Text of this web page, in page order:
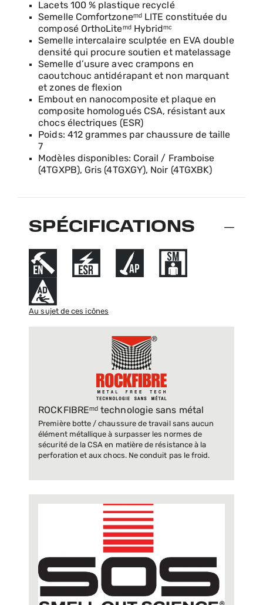
Lacets 100 % plastique recyclé
Semelle Comfortzoneᵐᵈ LITE constituée du
composé OrthoLiteᵐᵈ Hybridᵐᶜ
Semelle intercalaire sculptée en EVA double
densité qui procure soutien et matelassage
Semelle d’usure avec crampons en
caoutchouc antidérapant et non marquant
et zones de flexion
Embout en nanocomposite et plaque en
composite homologués CSA, résistant aux
chocs électriques (ESR)
Poids: 412 grammes par chaussure de taille
7
Modèles disponibles: Corail / Framboise
(4TGXPB), Gris (4TGXGY), Noir (4TGXBK)
SPÉCIFICATIONS
Au sujet de ces icônes
ROCKFIBREᵐᵈ technologie sans métal
Première botte / chaussure de travail sans aucun
élément métallique à surpasser les normes de
sécurité de la CSA en matière de résistance à la
perforation et aux chocs. Ne conduit pas le froid.